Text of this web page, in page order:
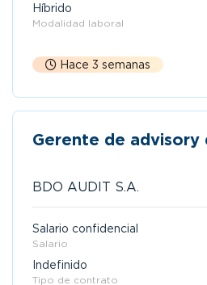
Híbrido
Modalidad laboral
Hace 3 semanas
Gerente de advisory
BDO AUDIT S.A.
Salario confidencial
Salario
Indefinido
Tipo de contrato